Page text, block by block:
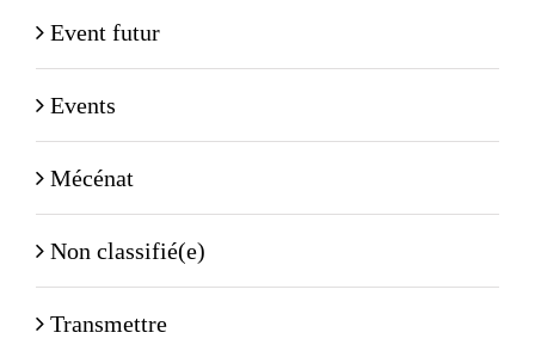
Event futur
Events
Mécénat
Non classifié(e)
Transmettre